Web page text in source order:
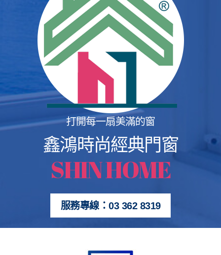
打開每一扇美滿的窗
鑫鴻時尚經典門窗
SHIN HOME
服務專線：03 362 8319